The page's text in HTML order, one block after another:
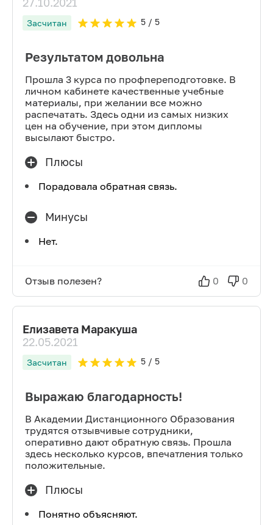
Засчитан 5/ 5
Результатом довольна
Прошла 3 курса по профпереподготовке. В
личном кабинете качественные учебные
материалы, при желании все можно
распечатать. Здесь одни из самых низких
цен на обучение, при этом дипломы
высылают быстро.
Плюсы
Порадовала обратная связь.
Минусы
Нет.
Отзыв полезен? 0 0
Елизавета Маракуша
22.05.2021
Засчитан 5/ 5
Выражаю благодарность!
В Академии Дистанционного Образования
трудятся отзывчивые сотрудники,
оперативно дают обратную связь. Прошла
здесь несколько курсов, впечатления только
положительные.
Плюсы
Понятно объясняют.